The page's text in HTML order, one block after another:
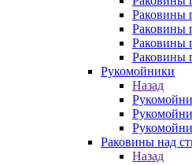
Раковины
Раковины
Раковины
Раковины
Рукомойники
Назад
Раковины над
Назад